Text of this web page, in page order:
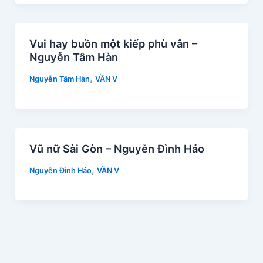
Vui hay buồn một kiếp phù vân –
Nguyễn Tâm Hàn
Nguyễn Tâm Hàn, VẦN V
Vũ nữ Sài Gòn – Nguyễn Đình Hảo
Nguyễn Đình Hảo, VẦN V